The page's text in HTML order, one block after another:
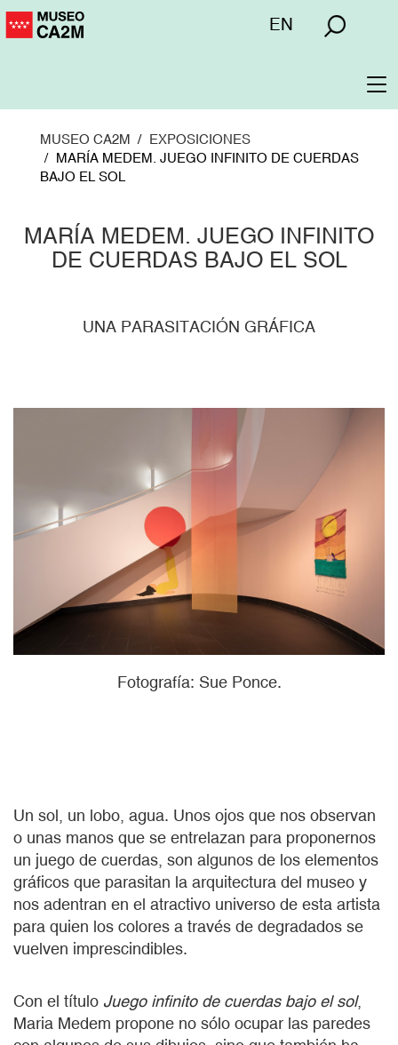
Pasar
Menú
EN
MUSEO CA2M
EXPOSICIONES
MARÍA MEDEM. JUEGO INFINITO DE CUERDAS
BAJO EL SOL
MARÍA MEDEM. JUEGO INFINITO
DE CUERDAS BAJO EL SOL
UNA PARASITACIÓN GRÁFICA
Fotografía: Sue Ponce.
Un sol, un lobo, agua. Unos ojos que nos observan
o unas manos que se entrelazan para proponernos
un juego de cuerdas, son algunos de los elementos
gráficos que parasitan la arquitectura del museo y
nos adentran en el atractivo universo de esta artista
para quien los colores a través de degradados se
vuelven imprescindibles.
Con el título Juego infinito de cuerdas bajo el sol,
Maria Medem propone no sólo ocupar las paredes